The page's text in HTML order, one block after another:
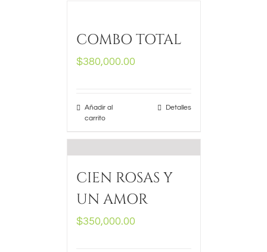
COMBO TOTAL
$380,000.00
Añadir al
carrito
Detalles
CIEN ROSAS Y
UN AMOR
$350,000.00